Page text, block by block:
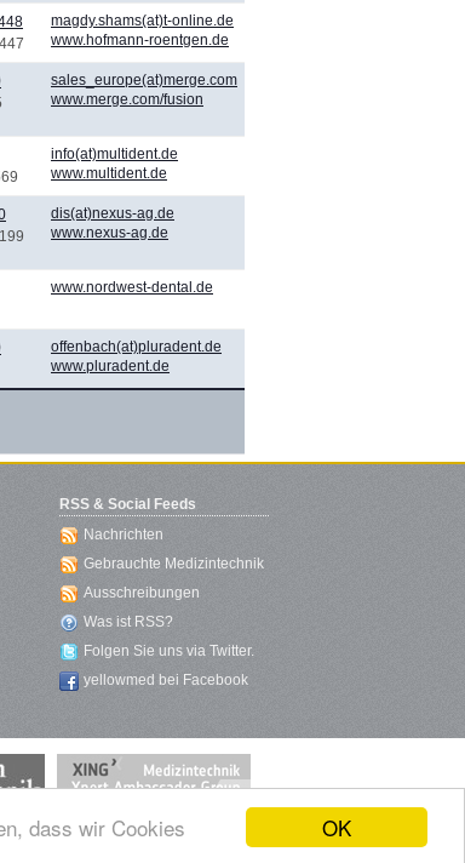
OK
dass wir Cookies
magdy.shams(at)t-online.de
www.hofmann-roentgen.de
sales_europe(at)merge.com
www.merge.com/fusion
info(at)multident.de
www.multident.de
dis(at)nexus-ag.de
www.nexus-ag.de
www.nordwest-dental.de
offenbach(at)pluradent.de
www.pluradent.de
RSS & Social Feeds
Nachrichten
Gebrauchte Medizintechnik
Ausschreibungen
Was ist RSS?
Folgen Sie uns via Twitter.
yellowmed bei Facebook